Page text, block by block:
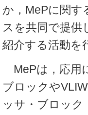
か，MePに関す
スを共同で提供
紹介する活動を
MePは，応用
ブロックや
ッサ・ブロッ